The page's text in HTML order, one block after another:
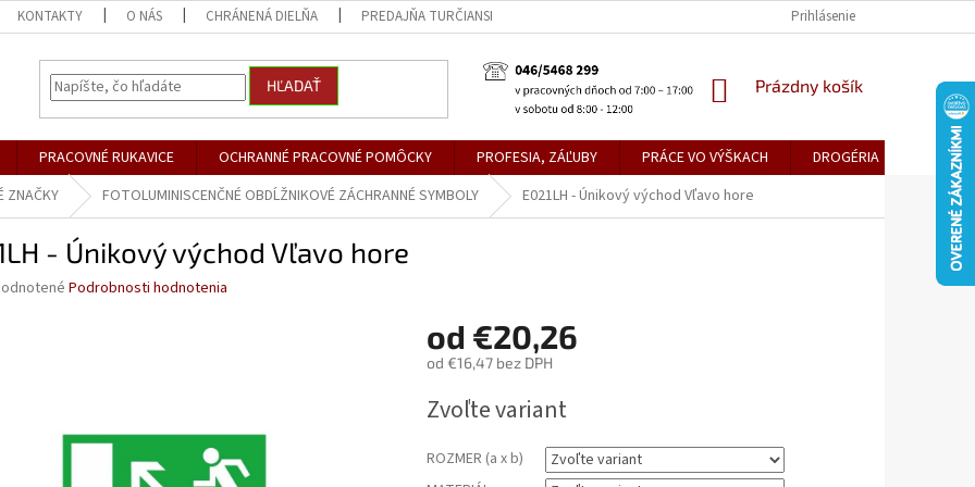
KONTAKTY O NÁS CHRÁNENÁ DIELŇA PREDAJŇA TURČIANSKE TEPLICE DOPRAVA A PLATBY
Prihlásenie
HĽADAŤ
NÁKUPNÝ
Prázdny košík
PRACOVNÉ RUKAVICE OCHRANNÉ PRACOVNÉ POMÔCKY PROFESIA, ZÁĽUBY PRÁCE VO VÝŠKACH DROGÉRIA
ZNAČKY FOTOLUMINISCENČNÉ OBDĹŽNIKOVÉ ZÁCHRANNÉ SYMBOLY E021LH - Únikový východ Vľavo hore
- Únikový východ Vľavo hore
Podrobnosti hodnotenia
od €20,26
od €16,47bez DPH
cena:
Zvoľte variant
ROZMER (a x b)